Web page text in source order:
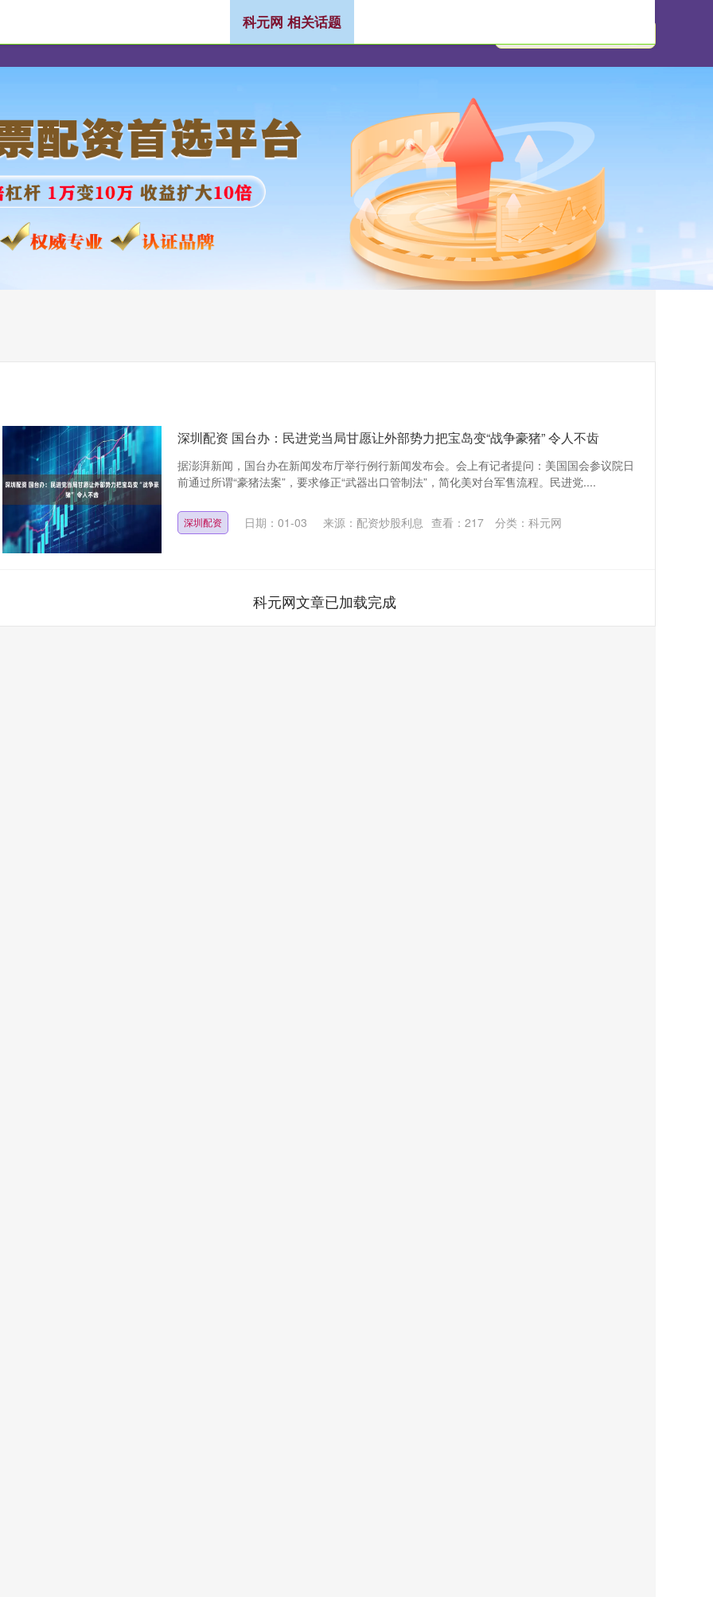
股票配资有哪些门户网
科元网 相关话题
深圳配资 国台办：民进党当局甘愿让外部势力把宝岛变“战争豪猪” 令人不齿
据澎湃新闻，国台办在新闻发布厅举行例行新闻发布会。会上有记者提问：美国国会参议院日
前通过所谓“豪猪法案”，要求修正“武器出口管制法”，简化美对台军售流程。民进党....
深圳配资 日期：01-03 来源：配资炒股利息 查看： 217 分类： 科元网
科元网文章已加载完成